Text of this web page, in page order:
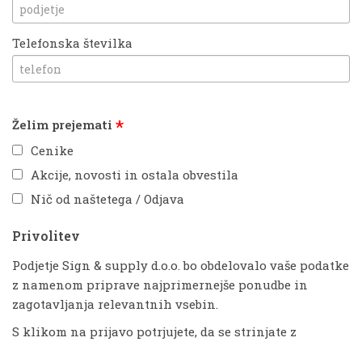
Telefonska številka
Želim prejemati *
Cenike
Akcije, novosti in ostala obvestila
Nič od naštetega / Odjava
Privolitev
Podjetje Sign & supply d.o.o. bo obdelovalo vaše podatke
z namenom priprave najprimernejše ponudbe in
zagotavljanja relevantnih vsebin.
S klikom na prijavo potrjujete, da se strinjate z